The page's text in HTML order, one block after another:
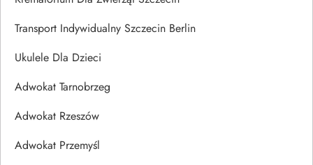
Transport Indywidualny Szczecin Berlin
Ukulele Dla Dzieci
Adwokat Tarnobrzeg
Adwokat Rzeszów
Adwokat Przemyśl